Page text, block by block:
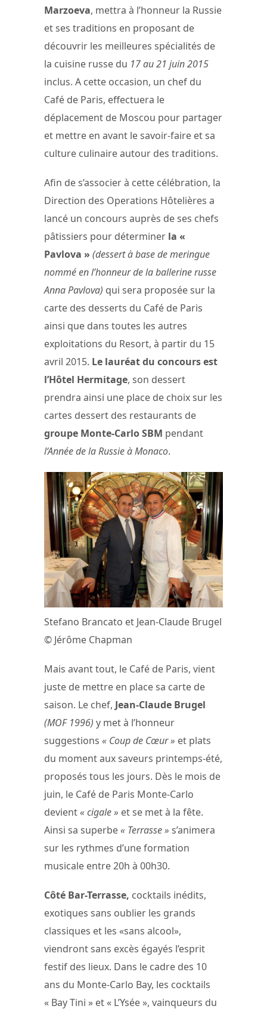
Marzoeva, mettra à l’honneur la Russie
et ses traditions en proposant de
découvrir les meilleures spécialités de
la cuisine russe du 17 au 21 juin 2015
inclus. A cette occasion, un chef du
Café de Paris, effectuera le
déplacement de Moscou pour partager
et mettre en avant le savoir-faire et sa
culture culinaire autour des traditions.
Afin de s’associer à cette célébration, la
Direction des Operations Hôtelières a
lancé un concours auprès de ses chefs
pâtissiers pour déterminer la «
Pavlova » (dessert à base de meringue
nommé en l’honneur de la ballerine russe
Anna Pavlova) qui sera proposée sur la
carte des desserts du Café de Paris
ainsi que dans toutes les autres
exploitations du Resort, à partir du 15
avril 2015. Le lauréat du concours est
l’Hôtel Hermitage, son dessert
prendra ainsi une place de choix sur les
cartes dessert des restaurants de
groupe Monte-Carlo SBM pendant
l‘Année de la Russie à Monaco.
Stefano Brancato et Jean-Claude Brugel
© Jérôme Chapman
Mais avant tout, le Café de Paris, vient
juste de mettre en place sa carte de
saison. Le chef, Jean-Claude Brugel
(MOF 1996) y met à l’honneur
suggestions « Coup de Cœur » et plats
du moment aux saveurs printemps-été,
proposés tous les jours. Dès le mois de
juin, le Café de Paris Monte-Carlo
devient« cigale » et se met à la fête.
Ainsi sa superbe« Terrasse » s’animera
sur les rythmes d’une formation
musicale entre 20h à 00h30.
Côté Bar-Terrasse, cocktails inédits,
exotiques sans oublier les grands
classiques et les «sans alcool»,
viendront sans excès égayés l’esprit
festif des lieux. Dans le cadre des 10
ans du Monte-Carlo Bay, les cocktails
« Bay Tini » et « L’Ysée », vainqueurs du